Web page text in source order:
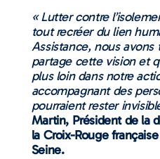
« Lutter contre
tout recréer du lien
Assistance, nous
partage cette vision et
plus loin dans notre
accompagnant des
pourraient rester
Martin, Président de la
la Croix-Rouge
Seine.